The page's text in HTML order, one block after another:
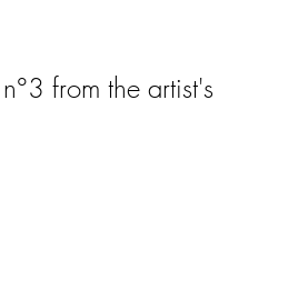
from the artist's